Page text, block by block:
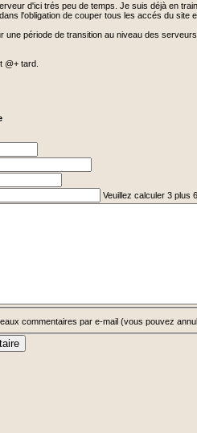
d'ici trés peu de temps. Je suis déjà en
l'obligation de couper tous les accés du site
une période de transition au niveau des
@+ tard.
Veuillez calculer 3 plus 6.
commentaires par e-mail (vous pouvez